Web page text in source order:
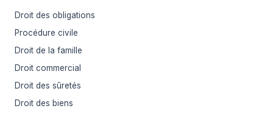
Droit des obligations
Procédure civile
Droit de la famille
Droit commercial
Droit des sûretés
Droit des biens